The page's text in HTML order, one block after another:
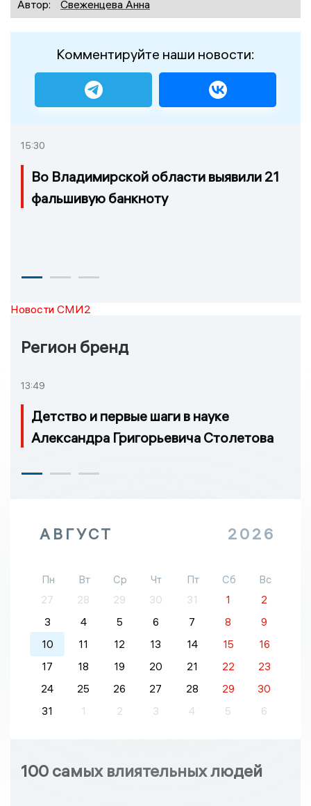
Автор: Свеженцева Анна
Комментируйте наши новости:
15:30
Во Владимирской области выявили 21
фальшивую банкноту
Новости СМИ2
Регион бренд
13:49
Детство и первые шаги в науке
Александра Григорьевича Столетова
АВГУСТ 2026
Пн Вт Ср Чт Пт Сб
Вс
27
28 29 30 31 1
2
3
4 5 6 7 8
9
10
11 12 13 14 15
16
17
18 19 20 21 22
23
24
25 26 27 28 29
30
31
1 2 3 4 5 6
100 самых влиятельных людей